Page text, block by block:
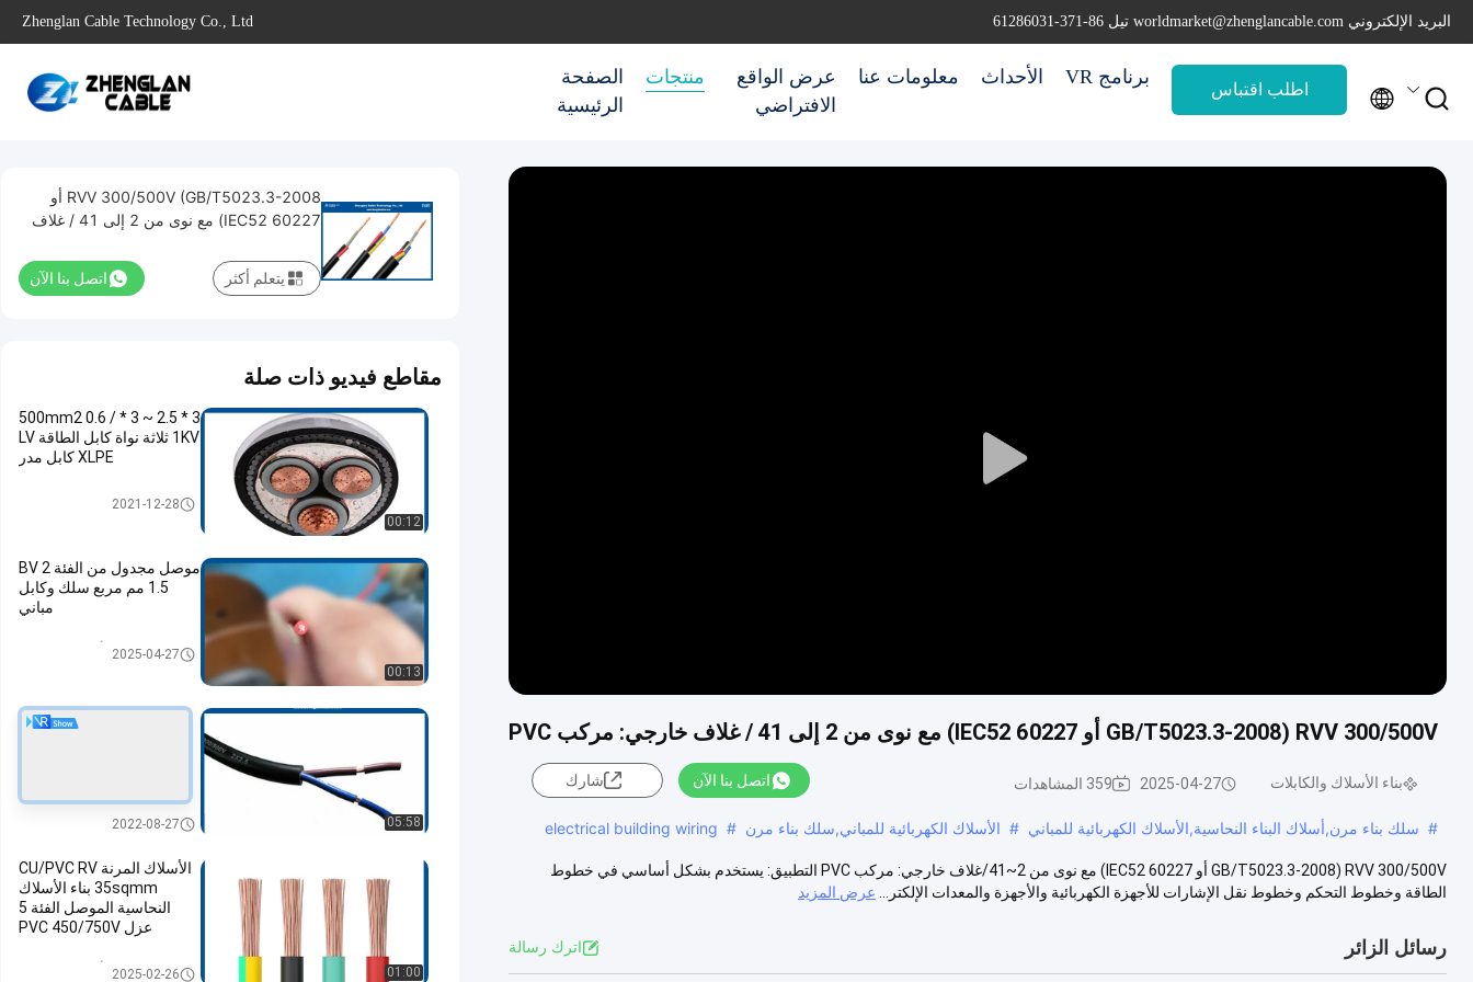
Zhenglan Cable Technology Co., Ltd البريد الإلكتروني worldmarket@zhenglancable.com تيل 86-371-61286031
الصفحة
الرئيسية
منتجات
عرض الواقع
الافتراضي
معلومات عنا الأحداث برنامج VR
اطلب اقتباس  
RVV 300/500V (GB/T5023.3-2008 أو 60227 IEC52) مع نوى من 2 إلى 41 / غلاف خارجي: مركب PVC
بناء الأسلاك والكابلات 2025-04-27 359 المشاهدات اتصل بنا الآن شارك
# سلك بناء مرن,أسلاك البناء النحاسية,الأسلاك الكهربائية للمباني # الأسلاك الكهربائية للمباني,سلك بناء مرن #
electrical building wiring
RVV 300/500V (GB/T5023.3-2008 أو 60227 IEC52) مع نوى من 2~41/غلاف خارجي: مركب PVC التطبيق: يستخدم بشكل أساسي في خطوط
الطاقة وخطوط التحكم وخطوط نقل الإشارات للأجهزة الكهربائية والأجهزة والمعدات الإلكتر...
عرض المزيد
رسائل الزائر اترك رسالة
RVV 300/500V (GB/T5023.3-2008 أو
60227 IEC52) مع نوى من 2 إلى 41 / غلاف
اتصل بنا الآن يتعلم أكثر
مقاطع فيديو ذات صلة
00:12
3 * 2.5 ~ 3 * 500mm2 0.6 /
1KV ثلاثة نواة كابل الطاقة LV
XLPE كابل مدر
كابل كهرباء منخفض الجهد
2021-12-28
00:13
موصل مجدول من الفئة 2 BV
1.5 مم مربع سلك وكابل
مباني
بناء الأسلاك والكابلات2025-04-27
05:58
الكابلات المقاومة للحريق
المقدر: 450/750 فولت
الكابلات المقاومة للحريق
2022-08-27
01:00
الأسلاك المرنة CU/PVC RV
35sqmm بناء الأسلاك
النحاسية الموصل الفئة 5
عزل PVC 450/750V
بناء الأسلاك والكابلات2025-02-26